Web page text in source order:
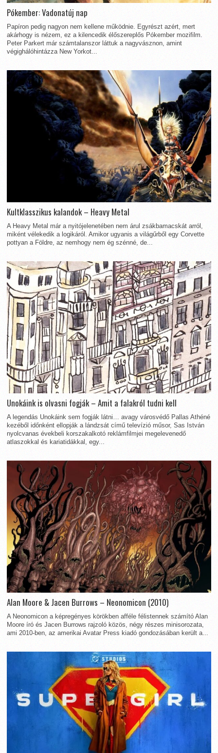
Pókember: Vadonatúj nap
Papíron pedig nagyon nem kellene működnie. Egyrészt azért, mert
akárhogy is nézem, ez a kilencedik élőszereplős Pókember mozifilm.
Peter Parkert már számtalanszor láttuk a nagyvásznon, amint
végighálóhintázza New Yorkot...
Kultklasszikus kalandok – Heavy Metal
A Heavy Metal már a nyitójelenetében nem árul zsákbamacskát arról,
miként vélekedik a logikáról. Amikor ugyanis a világűrből egy Corvette
pottyan a Földre, az nemhogy nem ég szénné, de...
Unokáink is olvasni fogják – Amit a falakról tudni kell
A legendás Unokáink sem fogják látni… avagy városvédő Pallas Athéné
kezéből időnként ellopják a lándzsát című televízió műsor, Sas István
nyolcvanas évekbeli korszakalkotó reklámfilmjei megelevenedő
atlaszokkal és kariatidákkal, egy...
Alan Moore & Jacen Burrows – Neonomicon (2010)
A Neonomicon a képregényes körökben afféle félistennek számító Alan
Moore író és Jacen Burrows rajzoló közös, négy részes minisorozata,
ami 2010-ben, az amerikai Avatar Press kiadó gondozásában került a...